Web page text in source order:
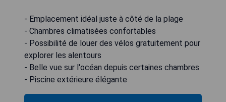
- Emplacement idéal juste à côté de la plage
- Chambres climatisées confortables
- Possibilité de louer des vélos gratuitement pour
explorer les alentours
- Belle vue sur l'océan depuis certaines chambres
- Piscine extérieure élégante